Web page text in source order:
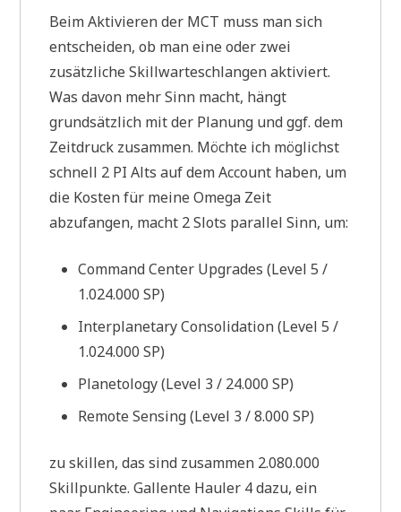
Beim Aktivieren der MCT muss man sich
entscheiden, ob man eine oder zwei
zusätzliche Skillwarteschlangen aktiviert.
Was davon mehr Sinn macht, hängt
grundsätzlich mit der Planung und ggf. dem
Zeitdruck zusammen. Möchte ich möglichst
schnell 2 PI Alts auf dem Account haben, um
die Kosten für meine Omega Zeit
abzufangen, macht 2 Slots parallel Sinn, um:
Command Center Upgrades (Level 5 /
1.024.000 SP)
Interplanetary Consolidation (Level 5 /
1.024.000 SP)
Planetology (Level 3 / 24.000 SP)
Remote Sensing (Level 3 / 8.000 SP)
zu skillen, das sind zusammen 2.080.000
Skillpunkte. Gallente Hauler 4 dazu, ein